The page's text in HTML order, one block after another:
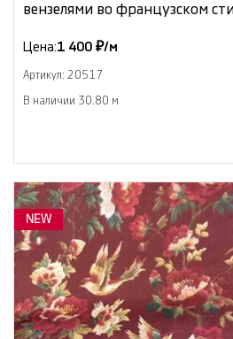
вензелями во французском
Цена:1 400 ₽/м
Артикул: 20517
В наличии 30.80 м
NEW